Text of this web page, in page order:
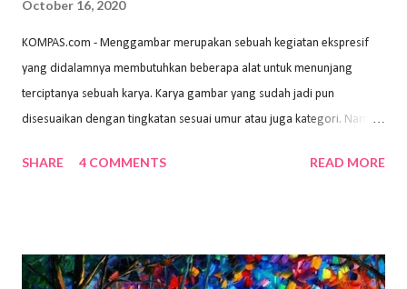
October 16, 2020
KOMPAS.com - Menggambar merupakan sebuah kegiatan ekspresif
yang didalamnya membutuhkan beberapa alat untuk menunjang
terciptanya sebuah karya. Karya gambar yang sudah jadi pun
disesuaikan dengan tingkatan sesuai umur atau juga kategori. Namun,
sehingga hasilnya bisa dilihat. Peran alat dan bahan sangat
memiliki spesifikasi berbeda sesuai jenisnya. Berikut peralatan
SHARE 4 COMMENTS READ MORE